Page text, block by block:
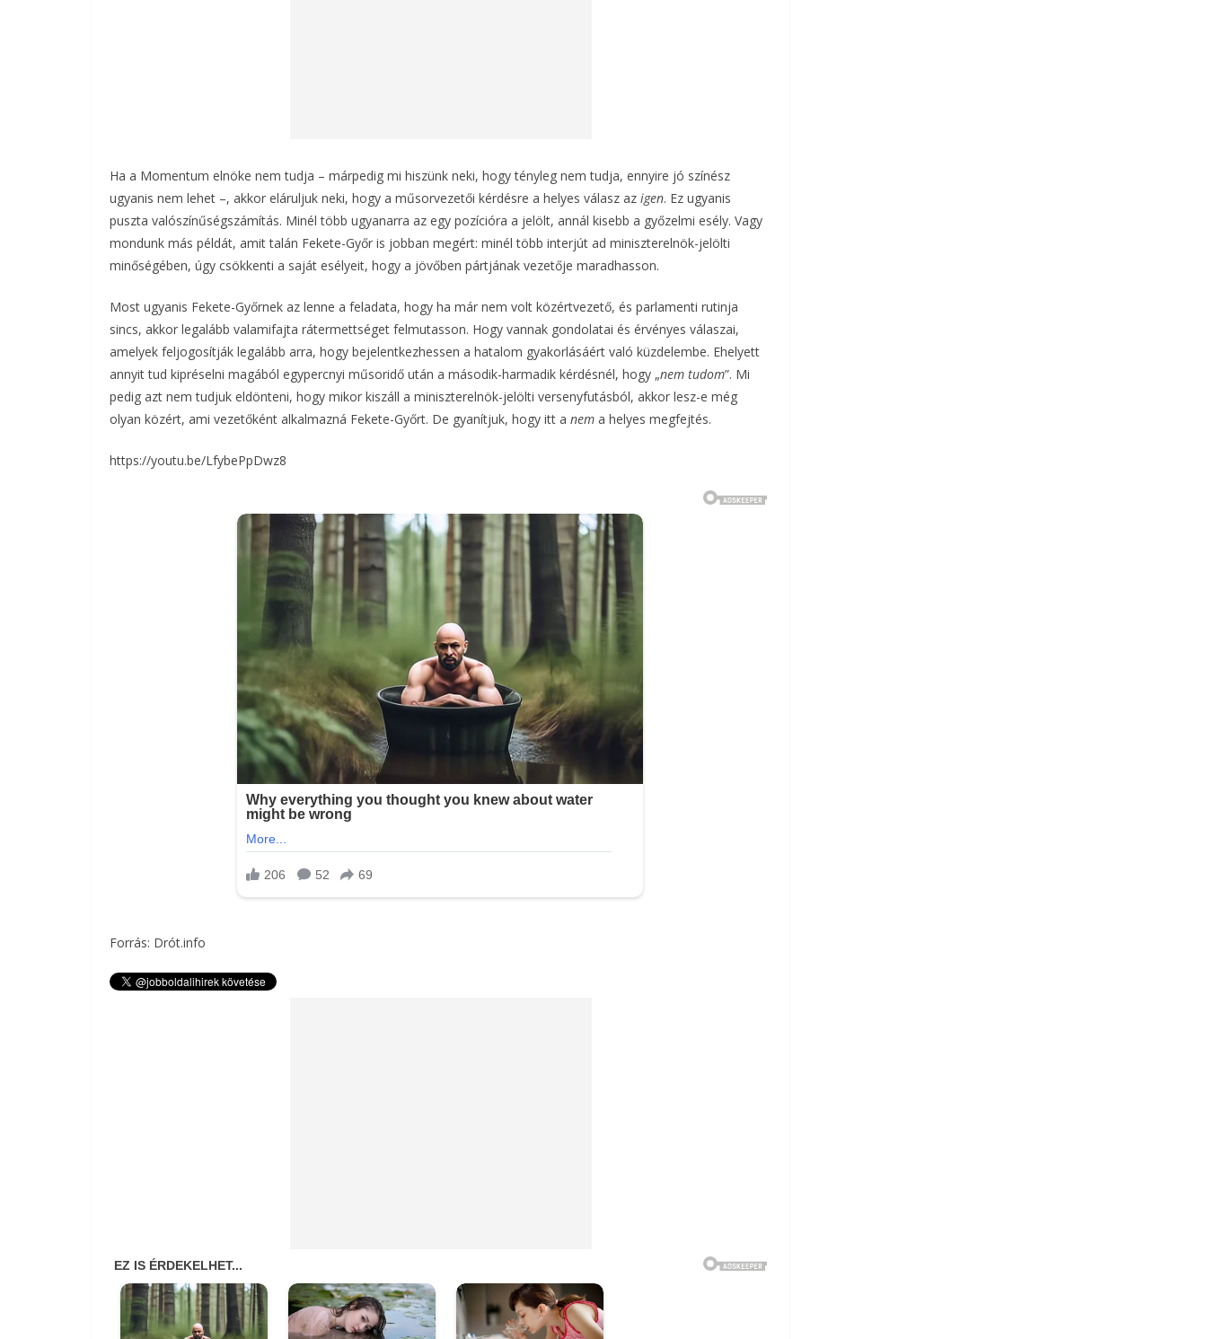
Ha a Momentum elnöke nem tudja – márpedig mi hiszünk neki, hogy tényleg nem tudja, ennyire jó színész
ugyanis nem lehet –, akkor eláruljuk neki, hogy a műsorvezetői kérdésre a helyes válasz az igen. Ez ugyanis
puszta valószínűségszámítás. Minél több ugyanarra az egy pozícióra a jelölt, annál kisebb a győzelmi esély. Vagy
mondunk más példát, amit talán Fekete-Győr is jobban megért: minél több interjút ad miniszterelnök-jelölti
minőségében, úgy csökkenti a saját esélyeit, hogy a jövőben pártjának vezetője maradhasson.
Most ugyanis Fekete-Győrnek az lenne a feladata, hogy ha már nem volt közértvezető, és parlamenti rutinja
sincs, akkor legalább valamifajta rátermettséget felmutasson. Hogy vannak gondolatai és érvényes válaszai,
amelyek feljogosítják legalább arra, hogy bejelentkezhessen a hatalom gyakorlásáért való küzdelembe. Ehelyett
annyit tud kipréselni magából egypercnyi műsoridő után a második-harmadik kérdésnél, hogy „nem tudom”. Mi
pedig azt nem tudjuk eldönteni, hogy mikor kiszáll a miniszterelnök-jelölti versenyfutásból, akkor lesz-e még
olyan közért, ami vezetőként alkalmazná Fekete-Győrt. De gyanítjuk, hogy itt a nem a helyes megfejtés.
https://youtu.be/LfybePpDwz8
Forrás: Drót.info